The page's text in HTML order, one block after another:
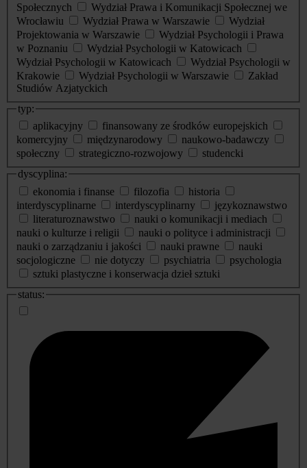
Społecznych
Wydział Prawa i Komunikacji Społecznej we
Wrocławiu
Wydział Prawa w Warszawie
Wydział
Projektowania w Warszawie
Wydział Psychologii i Prawa
w Poznaniu
Wydział Psychologii w Katowicach
Wydział Psychologii w Katowicach
Wydział Psychologii w
Krakowie
Wydział Psychologii w Warszawie
Zakład
Studiów Azjatyckich
typ:
aplikacyjny
finansowany ze środków europejskich
komercyjny
międzynarodowy
naukowo-badawczy
społeczny
strategiczno-rozwojowy
studencki
dyscyplina:
ekonomia i finanse
filozofia
historia
interdyscyplinarne
interdyscyplinarny
językoznawstwo
literaturoznawstwo
nauki o komunikacji i mediach
nauki o kulturze i religii
nauki o polityce i administracji
nauki o zarządzaniu i jakości
nauki prawne
nauki
socjologiczne
nie dotyczy psychiatria
psychologia
sztuki plastyczne i konserwacja dzieł sztuki
status: